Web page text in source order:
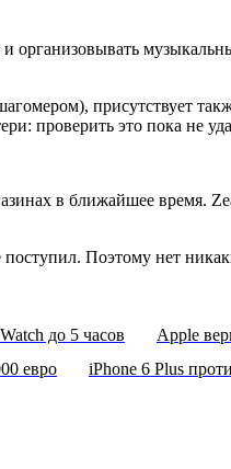
присутствует
проверить это пока не
в ближайшее время.
Поэтому нет
до 5 часов
Apple
евро
iPhone 6 Plus